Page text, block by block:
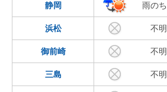
静岡 雨の
浜松 不明
御前崎 不明
三島 不明